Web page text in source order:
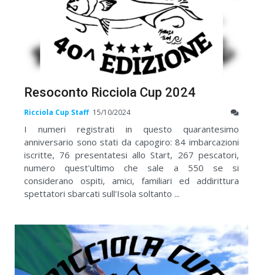
Resoconto Ricciola Cup 2024
Ricciola Cup Staff 15/10/2024
I numeri registrati in questo quarantesimo
anniversario sono stati da capogiro: 84 imbarcazioni
iscritte, 76 presentatesi allo Start, 267 pescatori,
numero quest'ultimo che sale a 550 se si
considerano ospiti, amici, familiari ed addirittura
spettatori sbarcati sull'Isola soltanto ...